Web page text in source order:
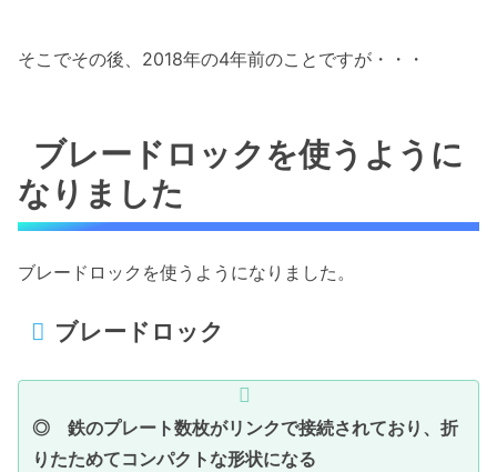
そこでその後、2018年の4年前のことですが・・・
ブレードロックを使うように
なりました
ブレードロックを使うようになりました。
ブレードロック
◎ 鉄のプレート数枚がリンクで接続されており、折
りたためてコンパクトな形状になる